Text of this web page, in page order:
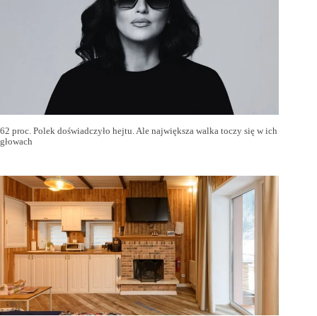
62 proc. Polek doświadczyło hejtu. Ale największa walka toczy się w ich
głowach